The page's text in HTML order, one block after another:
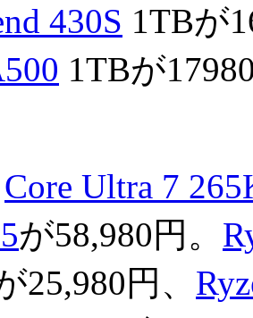
430S 1TBが
1TBが
Core Ultra 7
が58,980円。
25,980円、